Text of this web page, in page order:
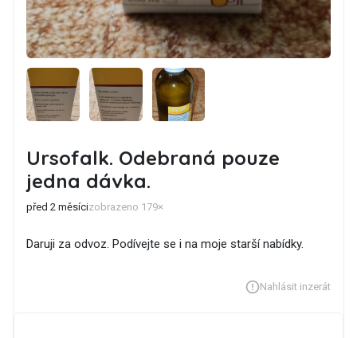
Ursofalk. Odebraná pouze
jedna dávka.
před 2 měsícizobrazeno 179×
Daruji za odvoz. Podívejte se i na moje starší nabídky.
Nahlásit inzerát